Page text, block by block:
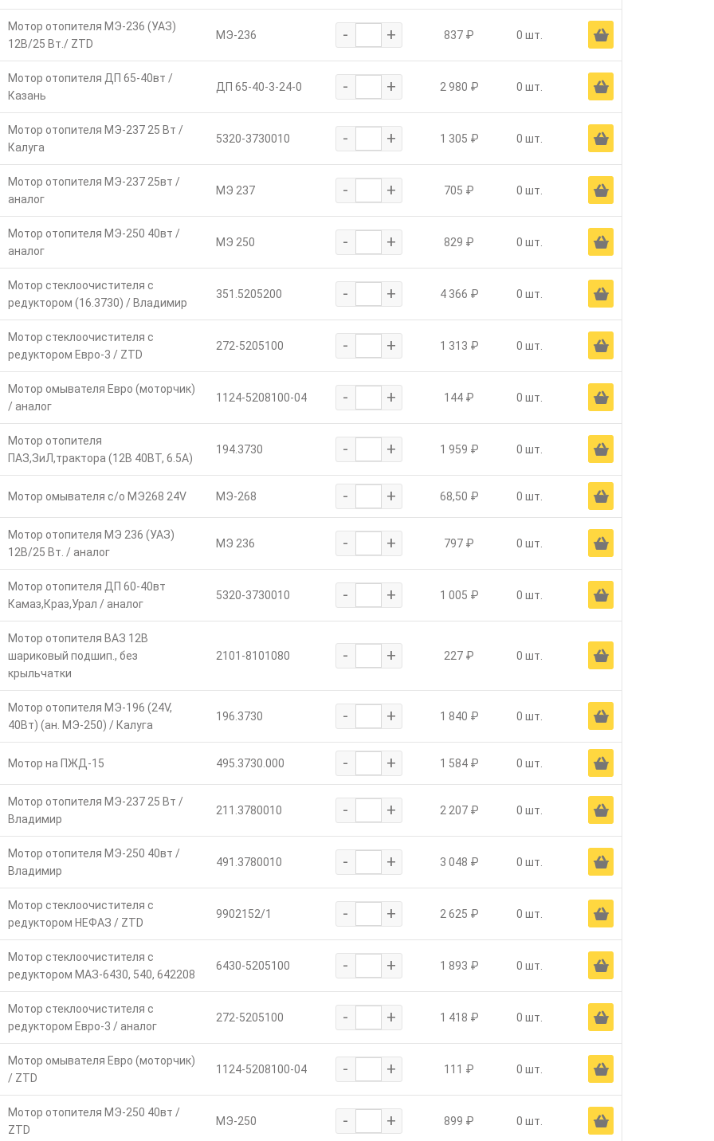
Мотор отопителя МЭ-236 (УАЗ)
12В/25 Вт./ ZTD
МЭ-236 - + 837 ₽ 0 шт. Ä
Мотор отопителя ДП 65-40вт /
Казань
ДП 65-40-3-24-0 - + 2 980 ₽ 0 шт. Ä
Мотор отопителя МЭ-237 25 Вт /
Калуга
5320-3730010 - + 1 305 ₽ 0 шт. Ä
Мотор отопителя МЭ-237 25вт /
аналог
МЭ 237 - + 705 ₽ 0 шт. Ä
Мотор отопителя МЭ-250 40вт /
аналог
МЭ 250 - + 829 ₽ 0 шт. Ä
Мотор стеклоочистителя с
редуктором (16.3730) / Владимир
351.5205200 - + 4 366 ₽ 0 шт. Ä
Мотор стеклоочистителя с
редуктором Евро-3 / ZTD
272-5205100 - + 1 313 ₽ 0 шт. Ä
Мотор омывателя Евро (моторчик)
/ аналог
1124-5208100-04 - + 144 ₽ 0 шт. Ä
Мотор отопителя
ПАЗ,ЗиЛ,трактора (12В 40ВТ, 6.5А)
194.3730 - + 1 959 ₽ 0 шт. Ä
Мотор омывателя с/о МЭ268 24V МЭ-268 - + 68,50 ₽ 0 шт. Ä
Мотор отопителя МЭ 236 (УАЗ)
12В/25 Вт. / аналог
МЭ 236 - + 797 ₽ 0 шт. Ä
Мотор отопителя ДП 60-40вт
Камаз,Краз,Урал / аналог
5320-3730010 - + 1 005 ₽ 0 шт. Ä
Мотор отопителя ВАЗ 12В
шариковый подшип., без
крыльчатки
2101-8101080 - + 227 ₽ 0 шт. Ä
Мотор отопителя МЭ-196 (24V,
40Вт) (ан. МЭ-250) / Калуга
196.3730 - + 1 840 ₽ 0 шт. Ä
Мотор на ПЖД-15 495.3730.000 - + 1 584 ₽ 0 шт. Ä
Мотор отопителя МЭ-237 25 Вт /
Владимир
211.3780010 - + 2 207 ₽ 0 шт. Ä
Мотор отопителя МЭ-250 40вт /
Владимир
491.3780010 - + 3 048 ₽ 0 шт. Ä
Мотор стеклоочистителя с
редуктором НЕФАЗ / ZTD
9902152/1 - + 2 625 ₽ 0 шт. Ä
Мотор стеклоочистителя с
редуктором МАЗ-6430, 540, 642208
6430-5205100 - + 1 893 ₽ 0 шт. Ä
Мотор стеклоочистителя с
редуктором Евро-3 / аналог
272-5205100 - + 1 418 ₽ 0 шт. Ä
Мотор омывателя Евро (моторчик)
/ ZTD
1124-5208100-04 - + 111 ₽ 0 шт. Ä
Мотор отопителя МЭ-250 40вт /
ZTD
МЭ-250 - + 899 ₽ 0 шт. Ä